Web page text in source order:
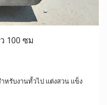
100 ซม
หรับงานทั้วไป แต่งสวน แข็ง